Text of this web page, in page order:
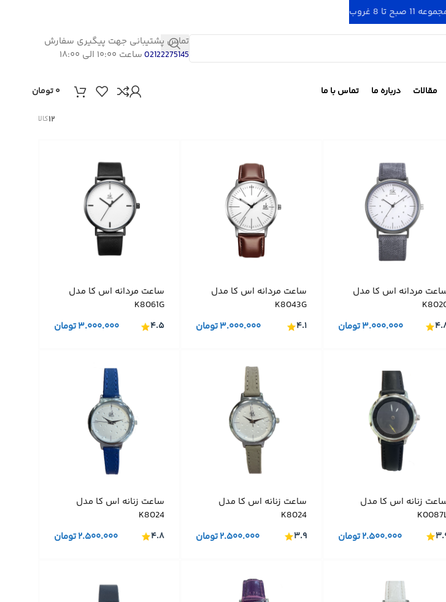
تماس پشتیبانی جهت پیگیری سفارش
02122275145ساعت ۱۰:۰۰ الی ۱۸:۰۰
مقالات درباره ما تماس با ما ۰تومان
۱۲کالا
مردانه اس کا مدل
۳.۰۰۰.۰۰۰تومان
ساعت مردانه اس کا مدل
K8043G
۳.۰۰۰.۰۰۰تومان ۴.۱
ساعت مردانه اس کا مدل
K8061G
۳.۰۰۰.۰۰۰تومان ۴.۵
زنانه اس کا مدل
۲.۵۰۰.۰۰۰تومان
ساعت زنانه اس کا مدل
K8024
۲.۵۰۰.۰۰۰تومان ۳.۹
ساعت زنانه اس کا مدل
K8024
۲.۵۰۰.۰۰۰تومان ۴.۸